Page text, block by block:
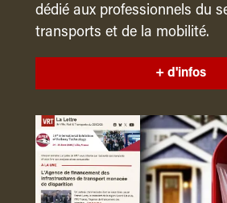
dédié aux professionnels du
transports et de la mobilité.
+ d'infos